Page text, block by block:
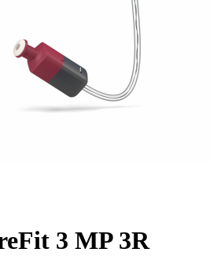
3 MP 3R